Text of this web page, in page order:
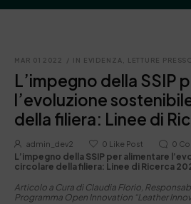
MAR 01 2022 / IN EVIDENZA, LETTURE
L’impegno della SSIP
l’evoluzione
della filiera: Linee di
admin_dev2 0 Like Post 0
L’impegno della SSIP per alimentare
circolare della filiera: Linee di Ricerca
Articolo a Cura di Claudia Florio,
Programma Open Innovation “Leather